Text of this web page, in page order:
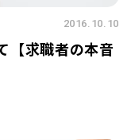
2016.10.10
【求職者の本音